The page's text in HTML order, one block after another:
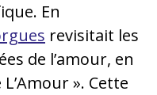
En
revisitait les
de l’amour, en
». Cette